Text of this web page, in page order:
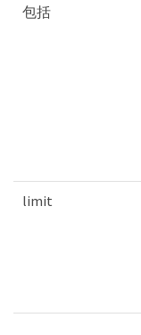
包括
limit